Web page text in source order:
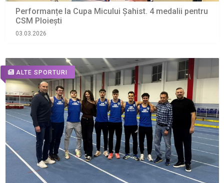
Performanțe la Cupa Micului Șahist. 4 medalii pentru
CSM Ploiești
03.03.2026
ALTE SPORTURI